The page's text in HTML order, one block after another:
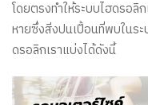
โดยตรงทำให้ระบบไฮดรอลิก
หายซึ่งสิ่งปนเปื้อนที่พบในระ
ดรอลิกเราแบ่งได้ดังนี้